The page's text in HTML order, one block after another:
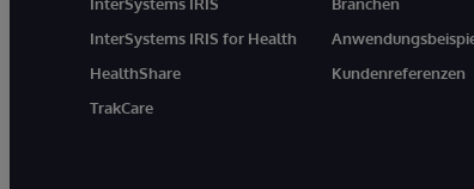
InterSystems IRIS for Health
HealthShare
TrakCare
Kundenreferenzen